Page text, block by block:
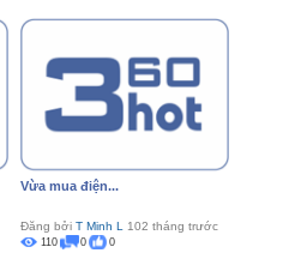
Vừa mua điện...
Đăng bởi T Minh L 102 tháng trước
110 0 0